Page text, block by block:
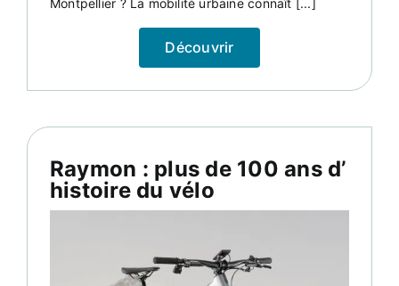
Découvrir
Raymon : plus de 100 ans d’
histoire du vélo